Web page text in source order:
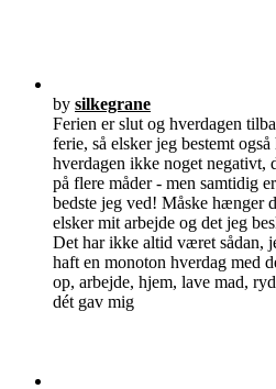
by silkegrane
Ferien er slut og hverdagen
ferie, så elsker jeg bestemt
hverdagen ikke noget negativt,
på flere måder - men samtidig
bedste jeg ved! Måske hænger
elsker mit arbejde og det jeg
Det har ikke altid været sådan,
haft en monoton hverdag med
op, arbejde, hjem, lave mad,
dét gav mig